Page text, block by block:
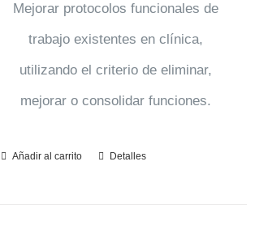
Mejorar protocolos funcionales de
trabajo existentes en clínica,
utilizando el criterio de eliminar,
mejorar o consolidar funciones.
Añadir al carrito Detalles